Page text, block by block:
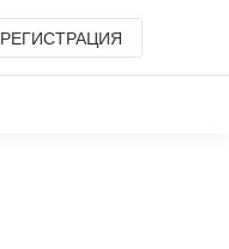
РЕГИСТРАЦИЯ